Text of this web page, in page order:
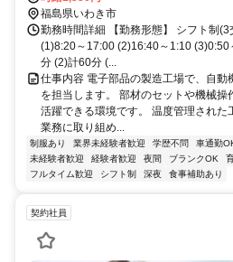
福島県いわき市
勤務時間詳細 【勤務形態】 シフト制(3
(1)8:20～17:00 (2)16:40～1:10
分 (2)計60分 (...
仕事内容 電子部品の製造工場で、自動
を担当します。 部材のセットや機械操
活躍できる環境です。 温度管理された
業務に取り組め...
制服あり 業界未経験者歓迎 学歴不問 車通勤
未経験者歓迎
経験者歓迎 夜間 ブランクOK
フルタイム歓迎
シフト制 深夜 食事補助あり
契約社員